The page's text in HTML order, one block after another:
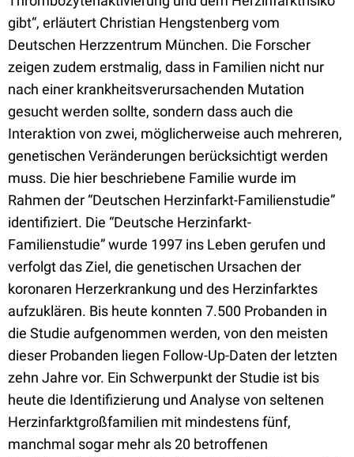
gibt“, erläutert Christian Hengstenberg vom
Deutschen Herzzentrum München. Die Forscher
zeigen zudem erstmalig, dass in Familien nicht nur
nach einer krankheitsverursachenden Mutation
gesucht werden sollte, sondern dass auch die
Interaktion von zwei, möglicherweise auch mehreren,
genetischen Veränderungen berücksichtigt werden
muss. Die hier beschriebene Familie wurde im
Rahmen der “Deutschen Herzinfarkt-Familienstudie”
identifiziert. Die “Deutsche Herzinfarkt-
Familienstudie” wurde 1997 ins Leben gerufen und
verfolgt das Ziel, die genetischen Ursachen der
koronaren Herzerkrankung und des Herzinfarktes
aufzuklären. Bis heute konnten 7.500 Probanden in
die Studie aufgenommen werden, von den meisten
dieser Probanden liegen Follow-Up-Daten der letzten
zehn Jahre vor. Ein Schwerpunkt der Studie ist bis
heute die Identifizierung und Analyse von seltenen
Herzinfarktgroßfamilien mit mindestens fünf,
manchmal sogar mehr als 20 betroffenen